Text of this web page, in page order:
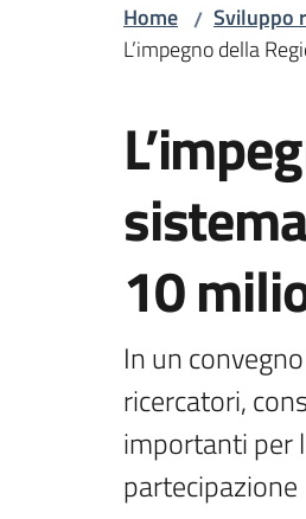
Home / Sviluppo
L’impegno della
10
In un
ricercatori,
importanti per
partecipazione